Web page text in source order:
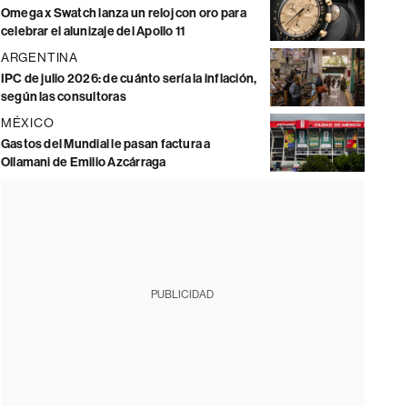
Omega x Swatch lanza un reloj con oro para
celebrar el alunizaje del Apollo 11
ARGENTINA
IPC de julio 2026: de cuánto sería la inflación,
según las consultoras
MÉXICO
Gastos del Mundial le pasan factura a
Ollamani de Emilio Azcárraga
PUBLICIDAD